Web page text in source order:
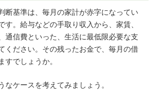
断基準は、毎月の家計が赤字になってい
す。給与などの手取り収入から、家賃、
通信費といった、生活に最低限必要な支
ください。その残ったお金で、毎月の借
でしょうか。
なケースを考えてみましょう。